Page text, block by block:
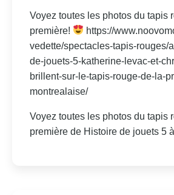
Voyez toutes les photos du tapis
première!
https://
vedette/spectacles-tapis-rouges/
de-jouets-5-katherine-levac-et-
brillent-sur-le-tapis-rouge-de-la-
montrealaise/
Voyez toutes les photos du tapis
première de Histoire de jouets 5